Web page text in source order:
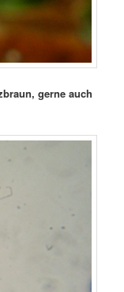
gerne auch